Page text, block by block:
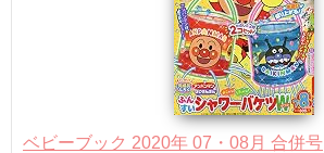
ベビーブック 2020年 07・08月 合併号